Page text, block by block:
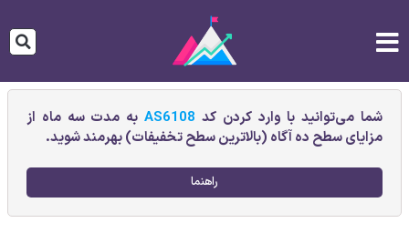
شما می‌توانید با وارد کردن کد AS6108به مدت سه ماه از
مزایای سطح ده آگاه (بالاترین سطح تخفیفات) بهرمند شوید.
راهنما